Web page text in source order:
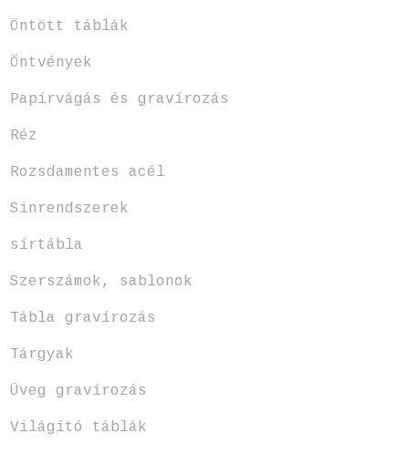
Öntött táblák
Öntvények
Papírvágás és gravírozás
Réz
Rozsdamentes acél
Sinrendszerek
sírtábla
Szerszámok, sablonok
Tábla gravírozás
Tárgyak
Üveg gravírozás
Világító táblák